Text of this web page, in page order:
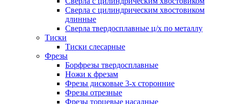
Сверла с цилиндрическим хвостовиком
длинные
Сверла твердосплавные ц/х по металлу
Тиски
Тиски слесарные
Фрезы
Борфрезы твердосплавные
Ножи к фрезам
Фрезы дисковые 3-х сторонние
Фрезы отрезные
Фрезы торцевые насадные